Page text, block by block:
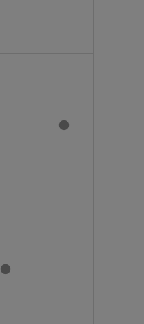
●
●